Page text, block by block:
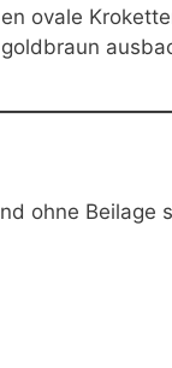
ovale
ohne Beilage